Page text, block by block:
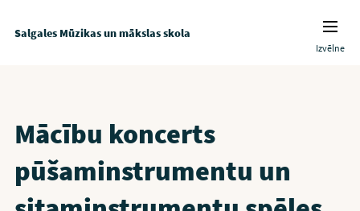
Salgales Mūzikas un mākslas skola
Izvēlne
Mācību koncerts
pūšaminstrumentu un